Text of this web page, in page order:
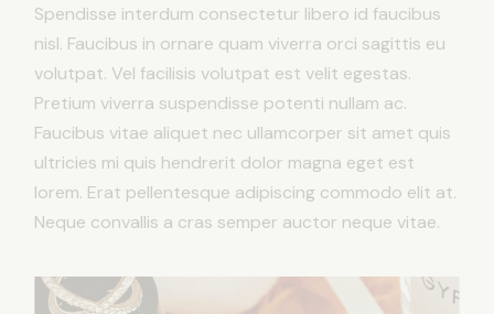
Spendisse interdum consectetur libero id faucibus
nisl. Faucibus in ornare quam viverra orci sagittis eu
volutpat. Vel facilisis volutpat est velit egestas.
Pretium viverra suspendisse potenti nullam ac.
Faucibus vitae aliquet nec ullamcorper sit amet quis
ultricies mi quis hendrerit dolor magna eget est
lorem. Erat pellentesque adipiscing commodo elit at.
Neque convallis a cras semper auctor neque vitae.